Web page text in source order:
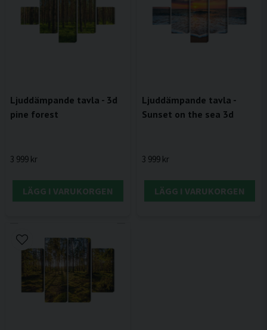
Ljuddämpande tavla - 3d
pine forest
3 999 kr
LÄGG I VARUKORGEN
Ljuddämpande tavla -
Sunset on the sea 3d
3 999 kr
LÄGG I VARUKORGEN